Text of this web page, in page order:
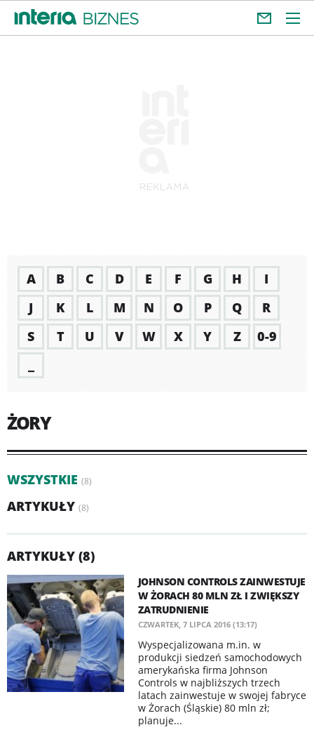
A B C D E F G H
I
J
K L M N O P Q
R
S
T U V W X Y Z
0-9
ŻORY
WSZYSTKIE (8)
ARTYKUŁY (8)
ARTYKUŁY (8)
JOHNSON CONTROLS ZAINWESTUJE
W ŻORACH 80 MLN ZŁ I ZWIĘKSZY
ZATRUDNIENIE
CZWARTEK, 7 LIPCA 2016 (13:17)
Wyspecjalizowana m.in. w
produkcji siedzeń samochodowych
amerykańska firma Johnson
Controls w najbliższych trzech
latach zainwestuje w swojej fabryce
w Żorach (Śląskie) 80 mln zł;
planuje...